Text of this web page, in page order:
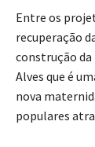
Entre os
recuperação
construção da
Alves que é
nova
populares